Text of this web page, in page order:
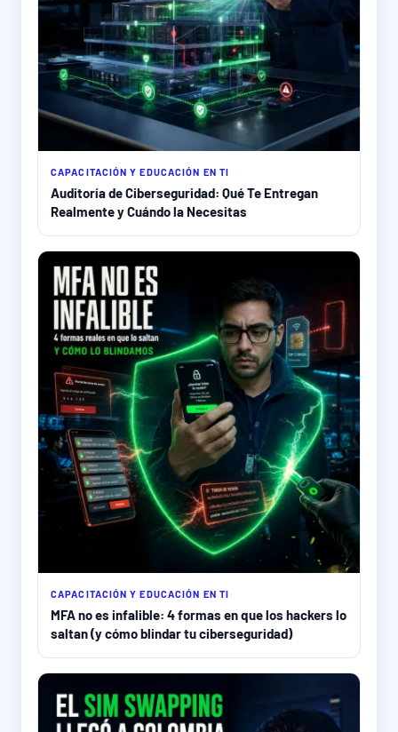
CAPACITACIÓN Y EDUCACIÓN EN TI
Auditoría de Ciberseguridad: Qué Te Entregan
Realmente y Cuándo la Necesitas
CAPACITACIÓN Y EDUCACIÓN EN TI
MFA no es infalible: 4 formas en que los hackers lo
saltan (y cómo blindar tu ciberseguridad)